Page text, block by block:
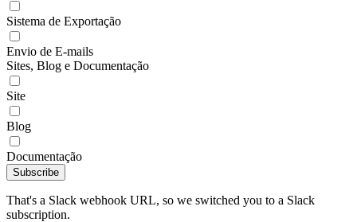
Sistema de Exportação
Envio de E-mails
Sites, Blog e Documentação
Site
Blog
Documentação
Subscribe
That's a Slack webhook URL, so we switched you to a Slack
subscription.